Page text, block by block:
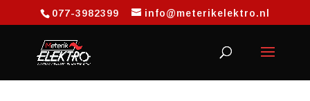
077-3982399 info@meterikelektro.nl